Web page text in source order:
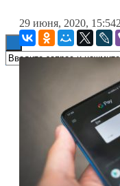
29 июня, 2020, 15:54